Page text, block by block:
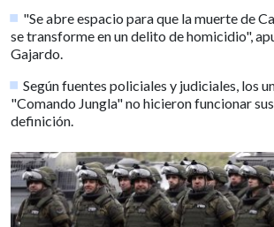
"Se abre espacio para que la muerte de
se transforme en un delito de homicidio",
Gajardo.
Según fuentes policiales y judiciales, los
"Comando Jungla" no hicieron funcionar
definición.